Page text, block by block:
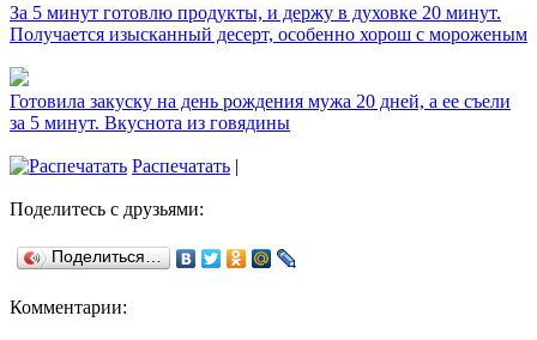
За 5 минут готовлю продукты, и держу в духовке 20 минут.
Получается изысканный десерт, особенно хорош с мороженым
Готовила закуску на день рождения мужа 20 дней, а ее съели
за 5 минут. Вкуснота из говядины
Распечатать |
Поделитесь с друзьями:
Поделиться…
Комментарии: